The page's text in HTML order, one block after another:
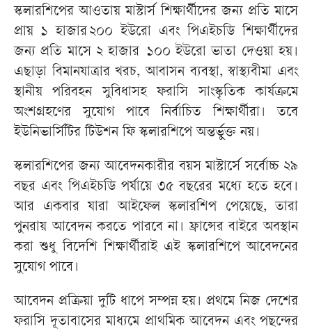
স্কলারশিপের আওতায় মাস্টার্স শিক্ষার্থীদের জন্য প্রতি মাসে
প্রায় ১ হাজার ২০০ ইউরো এবং পিএইচডি শিক্ষার্থীদের
জন্য প্রতি মাসে ২ হাজার ১০০ ইউরো ভাতা দেওয়া হয়।
এছাড়া বিমানযাত্রার খরচ, আবাসন ব্যবস্থা, স্বাস্থ্যবীমা এবং
স্থানীয় পরিবহন সুবিধাসহ ফরাসি সাংস্কৃতিক কার্যক্রমে
অংশগ্রহণের সুযোগ পাবে নির্বাচিত শিক্ষার্থীরা। তবে
ইউনিভার্সিটির টিউশন ফি স্কলারশিপে অন্তর্ভুক্ত নয়।
স্কলারশিপের জন্য আবেদনকারীর বয়স মাস্টার্সে সর্বোচ্চ ২৯
বছর এবং পিএইচডি পর্যায়ে ৩৫ বছরের মধ্যে হতে হবে।
আর একবার যারা আইফেল স্কলারশিপ পেয়েছে, তারা
পুনরায় আবেদন করতে পারবে না। ফ্রান্সের বাইরে অবস্থান
করা শুধু বিদেশি শিক্ষার্থীরাই এই স্কলারশিপে আবেদনের
সুযোগ পাবে।
আবেদন প্রক্রিয়া দুটি ধাপে সম্পন্ন হয়। প্রথমে নিজ দেশের
ফরাসি দূতাবাসের মাধ্যমে প্রাথমিক আবেদন এবং পছন্দের